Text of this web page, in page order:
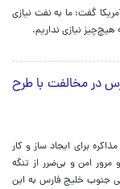
گفت: ما به نفت نیازی
هیچ‌چیز نیازی نداریم.
در مخالفت با طرح
برای ایجاد ساز و کار
امن و بی‌ضرر از تنگه
جنوب خلیج فارس به این